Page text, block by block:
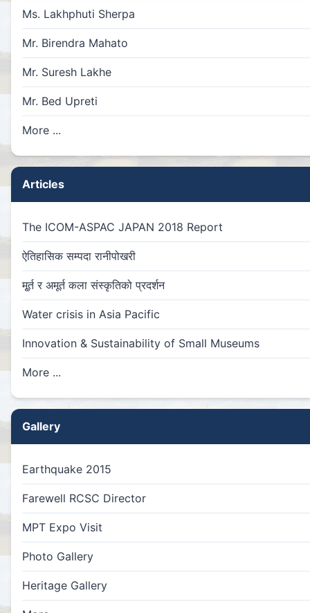
Ms. Lakhphuti Sherpa
Mr. Birendra Mahato
Mr. Suresh Lakhe
Mr. Bed Upreti
More ...
Articles
The ICOM-ASPAC JAPAN 2018 Report
ऐतिहासिक सम्पदा रानीपोखरी
मू्र्त र अमूर्त कला संस्कृतिको प्रदर्शन
Water crisis in Asia Pacific
Innovation & Sustainability of Small Museums
More ...
Gallery
Earthquake 2015
Farewell RCSC Director
MPT Expo Visit
Photo Gallery
Heritage Gallery